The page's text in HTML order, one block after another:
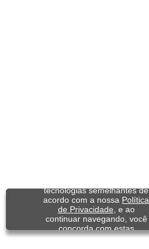
tecnologias semelhantes de
acordo com a nossa Política
de Privacidade , e ao
continuar navegando, você
concorda com estas
condições.